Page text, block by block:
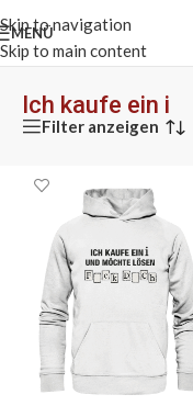
Skip to navigation
Skip to main content
MENÜ
Ich kaufe ein i
Filter anzeigen